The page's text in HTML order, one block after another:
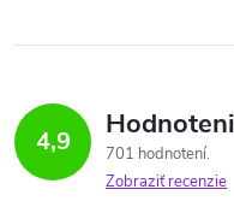
4,9
701 hodnotení
Zobraziť recenzie